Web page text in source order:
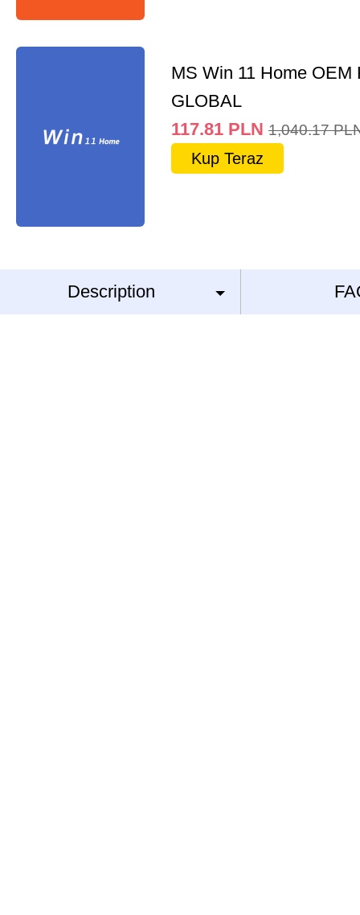
MS Win 11 Home OEM
GLOBAL
117.81 PLN 1,040.17
Kup Teraz
Description